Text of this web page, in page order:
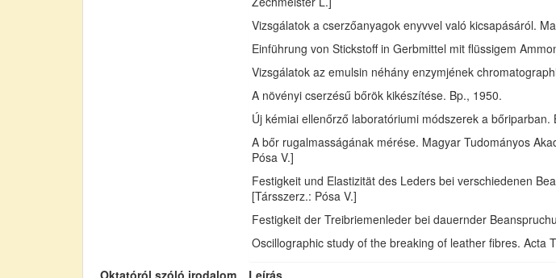
Vizsgálatok a cserzőanyagok enyvvel való kicsapásáról.
Einführung von Stickstoff in Gerbmittel mit flüssigem
Vizsgálatok az emulsin néhány enzymjének
A növényi cserzésű bőrök kikészítése. Bp., 1950.
Új kémiai ellenőrző laboratóriumi módszerek a bőriparban.
A bőr rugalmasságának mérése. Magyar Tudományos
Pósa V.]
Festigkeit und Elastizität des Leders bei verschiedenen
[Társszerz.: Pósa V.]
Festigkeit der Treibriemenleder bei dauernder
Oscillographic study of the breaking of leather fibres. Acta